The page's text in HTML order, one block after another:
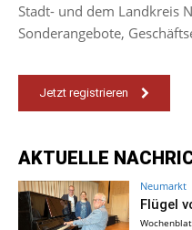
Stadt- und dem Landkreis
Sonderangebote,
Jetzt registrieren
AKTUELLE
Neumarkt
Flügel